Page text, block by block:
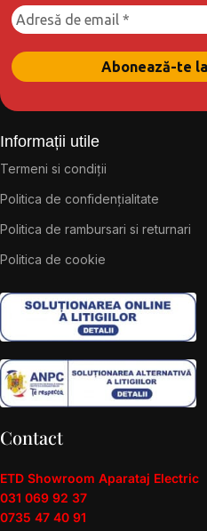
Informații utile
Termeni si condiții
Politica de confidențialitate
Politica de rambursari si returnari
Politica de cookie
Contact
ETD Showroom Aparataj Electric
031 069 92 37
0735 47 40 91